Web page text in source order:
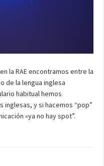
la RAE encontramos entre la
de la lengua inglesa
habitual hemos
y si hacemos “pop”
«ya no hay spot”.